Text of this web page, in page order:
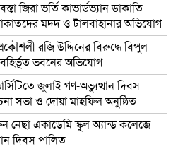
জিরা ভর্তি কাভার্ডভ্যান ডাকাতি
মদদ ও টালবাহানার অভিযোগ
রজি উদ্দিনের বিরুদ্ধে বিপুল
ভবনের অভিযোগ
জুলাই গণ-অভ্যুত্থান দিবস
সভা ও দোয়া মাহফিল অনুষ্ঠিত
নেছা একাডেমি স্কুল অ্যান্ড কলেজে
দিবস পালিত